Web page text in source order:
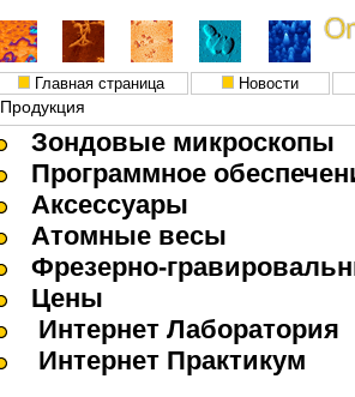
Главная страница
Новости
Продукция
Зондовые микроскопы
Программное
Аксессуары
Атомные весы
Фрезерно-
Цены
Интернет Лаборатория
Интернет Практикум